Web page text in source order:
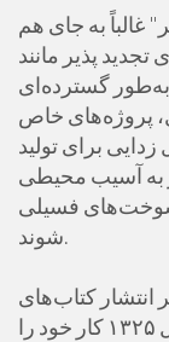
غالباً به جای هم
پذیر مانند
گسترده‌ای
پروژه‌های خاص
برای تولید
به آسیب محیطی
سوخت‌های فسیلی
شوند.
انتشار کتاب‌های
آکادمیک تمرکز دارد. این مؤسسه از سال ۱۳۲۵ کار خود را